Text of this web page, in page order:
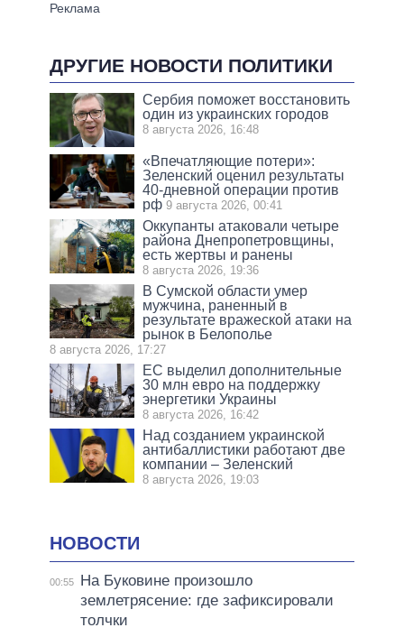
ДРУГИЕ НОВОСТИ ПОЛИТИКИ
Сербия поможет восстановить
один из украинских городов
8 августа 2026, 16:48
«Впечатляющие потери»:
Зеленский оценил результаты
40-дневной операции против
рф 9 августа 2026, 00:41
Оккупанты атаковали четыре
района Днепропетровщины,
есть жертвы и ранены
8 августа 2026, 19:36
В Сумской области умер
мужчина, раненный в
результате вражеской атаки на
рынок в Белополье
8 августа 2026, 17:27
ЕС выделил дополнительные
30 млн евро на поддержку
энергетики Украины
8 августа 2026, 16:42
Над созданием украинской
антибаллистики работают две
компании – Зеленский
8 августа 2026, 19:03
НОВОСТИ
00:55
На Буковине произошло
землетрясение: где зафиксировали
толчки